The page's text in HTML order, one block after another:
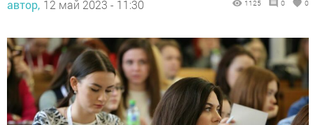
автор, 12 май 2023 - 11:30 1125 0 0